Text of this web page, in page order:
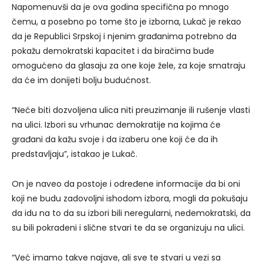
Napomenuvši da je ova godina specifična po mnogo
čemu, a posebno po tome što je izborna, Lukač je rekao
da je Republici Srpskoj i njenim građanima potrebno da
pokažu demokratski kapacitet i da biračima bude
omogućeno da glasaju za one koje žele, za koje smatraju
da će im donijeti bolju budućnost.
“Neće biti dozvoljena ulica niti preuzimanje ili rušenje vlasti
na ulici. Izbori su vrhunac demokratije na kojima će
građani da kažu svoje i da izaberu one koji će da ih
predstavljaju”, istakao je Lukač.
On je naveo da postoje i određene informacije da bi oni
koji ne budu zadovoljni ishodom izbora, mogli da pokušaju
da idu na to da su izbori bili neregularni, nedemokratski, da
su bili pokradeni i slične stvari te da se organizuju na ulici.
“Već imamo takve najave, ali sve te stvari u vezi sa